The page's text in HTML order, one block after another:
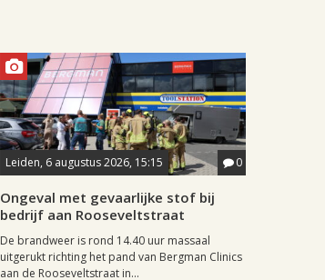
Leiden, 6 augustus 2026, 15:15 0
Ongeval met gevaarlijke stof bij
bedrijf aan Rooseveltstraat
De brandweer is rond 14.40 uur massaal
uitgerukt richting het pand van Bergman Clinics
aan de Rooseveltstraat in...